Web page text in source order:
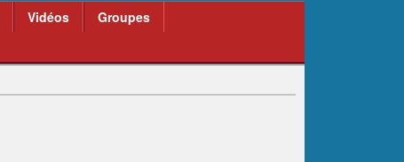
Vidéos
Groupes